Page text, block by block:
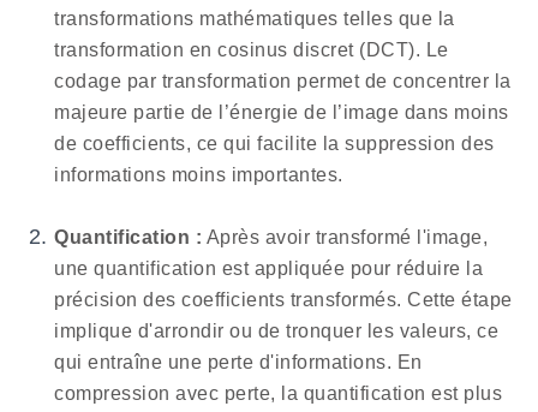
transformations mathématiques telles que la
transformation en cosinus discret (DCT). Le
codage par transformation permet de concentrer la
majeure partie de l’énergie de l’image dans moins
de coefficients, ce qui facilite la suppression des
informations moins importantes.
Quantification : Après avoir transformé l'image,
une quantification est appliquée pour réduire la
précision des coefficients transformés. Cette étape
implique d'arrondir ou de tronquer les valeurs, ce
qui entraîne une perte d'informations. En
compression avec perte, la quantification est plus